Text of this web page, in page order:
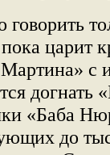
пока
с
догнать
«Баба
до